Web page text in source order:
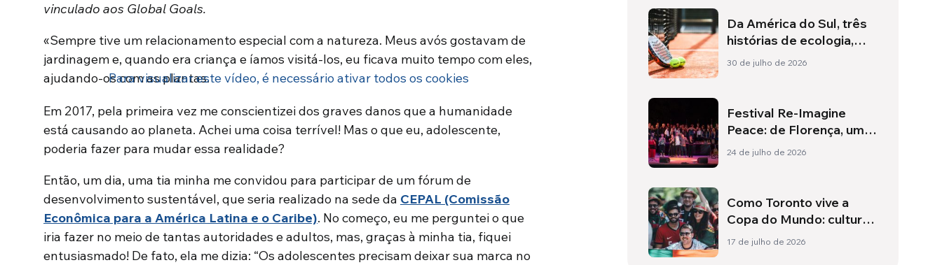
vinculado aos Global Goals.
«Sempre tive um relacionamento especial com a natureza. Meus avós gostavam de
jardinagem e, quando era criança e íamos visitá-los, eu ficava muito tempo com eles,
ajudando-os com as plantas.
Para visualizar este vídeo, é necessário ativar todos os cookies
Em 2017, pela primeira vez me conscientizei dos graves danos que a humanidade
está causando ao planeta. Achei uma coisa terrível! Mas o que eu, adolescente,
poderia fazer para mudar essa realidade?
Então, um dia, uma tia minha me convidou para participar de um fórum de
desenvolvimento sustentável, que seria realizado na sede da CEPAL (Comissão
Econômica para a América Latina e o Caribe). No começo, eu me perguntei o que
iria fazer no meio de tantas autoridades e adultos, mas, graças à minha tia, fiquei
entusiasmado! De fato, ela me dizia: “Os adolescentes precisam deixar sua marca no
Da América do Sul, três
histórias de ecologia,
esporte e saúde
30 de julho de 2026
Festival Re-Imagine
Peace: de Florença, um
hino à paz
24 de julho de 2026
Como Toronto vive a
Copa do Mundo: cultura,
identidade e política
17 de julho de 2026